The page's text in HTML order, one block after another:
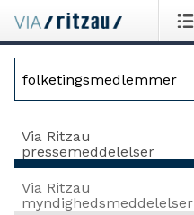
Via Ritzau
pressemeddelelser
Via Ritzau
myndighedsmeddelelser